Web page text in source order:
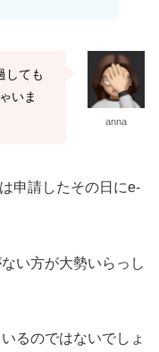
anna
しても
いま
申請したその日にe-
い方が大勢いらっし
るのではないでしょ